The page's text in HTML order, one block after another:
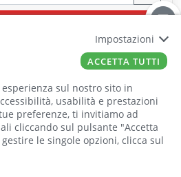
e il magazzino
dall'8 al 25 Agosto
sul nostro sito in
usabilità e prestazioni
preferenze, ti invitiamo ad
cliccando sul pulsante "Accetta
le singole opzioni, clicca sul
Impostazioni
ACCETTA TUTTI